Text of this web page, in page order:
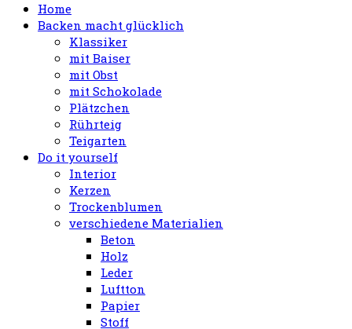
Home
Backen macht glücklich
Klassiker
mit Baiser
mit Obst
mit Schokolade
Plätzchen
Rührteig
Teigarten
Do it yourself
Interior
Kerzen
Trockenblumen
verschiedene Materialien
Beton
Holz
Leder
Luftton
Papier
Stoff